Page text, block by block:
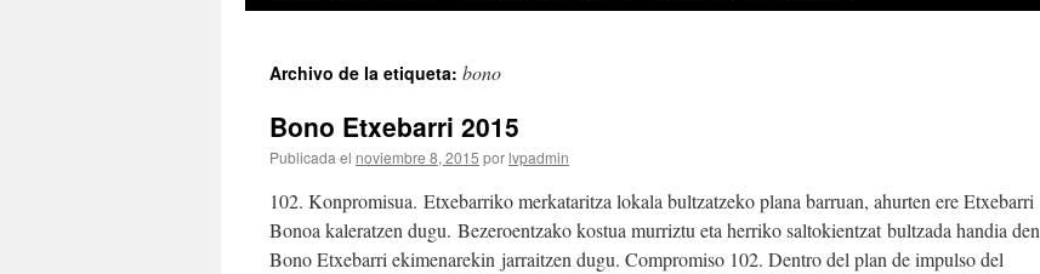
Archivo de la etiqueta: bono
Bono Etxebarri 2015
Publicada el noviembre 8, 2015 porlvpadmin
102. Konpromisua. Etxebarriko merkataritza lokala bultzatzeko plana barruan, ahurten ere Etxebarri
Bonoa kaleratzen dugu. Bezeroentzako kostua murriztu eta herriko saltokientzat bultzada handia den
Bono Etxebarri ekimenarekin jarraitzen dugu. Compromiso 102. Dentro del plan de impulso del